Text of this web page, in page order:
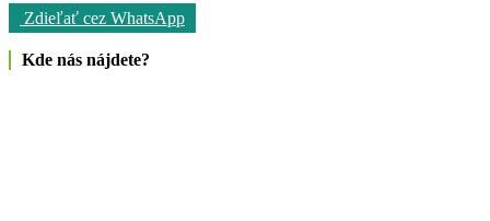
Zdieľať cez WhatsApp
Kde nás nájdete?